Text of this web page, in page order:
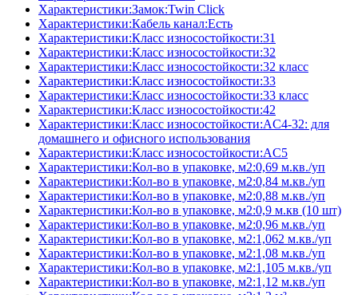
Характеристики:Замок:Twin Click
Характеристики:Кабель канал:Есть
Характеристики:Класс износостойкости:31
Характеристики:Класс износостойкости:32
Характеристики:Класс износостойкости:32 класс
Характеристики:Класс износостойкости:33
Характеристики:Класс износостойкости:33 класс
Характеристики:Класс износостойкости:42
Характеристики:Класс износостойкости:AC4-32: для
домашнего и офисного использования
Характеристики:Класс износостойкости:AC5
Характеристики:Кол-во в упаковке, м2:0,69 м.кв./уп
Характеристики:Кол-во в упаковке, м2:0,84 м.кв./уп
Характеристики:Кол-во в упаковке, м2:0,88 м.кв./уп
Характеристики:Кол-во в упаковке, м2:0,9 м.кв (10 шт)
Характеристики:Кол-во в упаковке, м2:0,96 м.кв./уп
Характеристики:Кол-во в упаковке, м2:1,062 м.кв./уп
Характеристики:Кол-во в упаковке, м2:1,08 м.кв./уп
Характеристики:Кол-во в упаковке, м2:1,105 м.кв./уп
Характеристики:Кол-во в упаковке, м2:1,12 м.кв./уп